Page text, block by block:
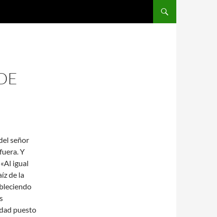
señor
Y
igual
de la
puesto